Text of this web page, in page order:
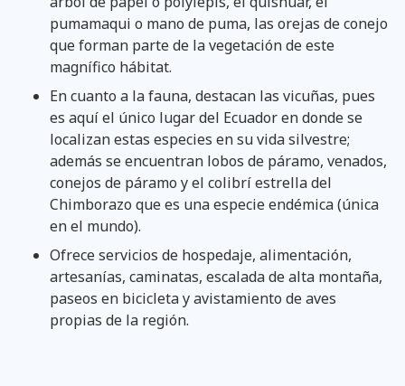
pumamaqui o mano de puma, las orejas de conejo
que forman parte de la vegetación de este
magnífico hábitat.
En cuanto a la fauna, destacan las vicuñas, pues
es aquí el único lugar del Ecuador en donde se
localizan estas especies en su vida silvestre;
además se encuentran lobos de páramo, venados,
conejos de páramo y el colibrí estrella del
Chimborazo que es una especie endémica (única
en el mundo).
Ofrece servicios de hospedaje, alimentación,
artesanías, caminatas, escalada de alta montaña,
paseos en bicicleta y avistamiento de aves
propias de la región.